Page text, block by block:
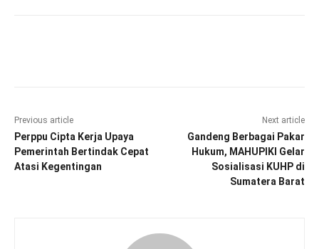
Previous article
Perppu Cipta Kerja Upaya
Pemerintah Bertindak Cepat
Atasi Kegentingan
Next article
Gandeng Berbagai Pakar
Hukum, MAHUPIKI Gelar
Sosialisasi KUHP di
Sumatera Barat